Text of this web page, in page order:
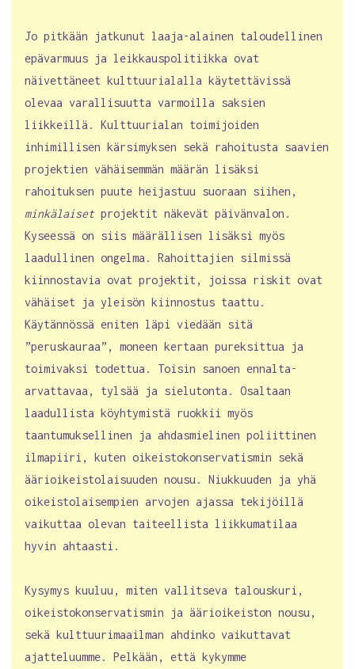
Jo pitkään jatkunut laaja-alainen taloudellinen
epävarmuus ja leikkauspolitiikka ovat
näivettäneet kulttuurialalla käytettävissä
olevaa varallisuutta varmoilla saksien
liikkeillä. Kulttuurialan toimijoiden
inhimillisen kärsimyksen sekä rahoitusta saavien
projektien vähäisemmän määrän lisäksi
rahoituksen puute heijastuu suoraan siihen,
minkälaiset projektit näkevät päivänvalon.
Kyseessä on siis määrällisen lisäksi myös
laadullinen ongelma. Rahoittajien silmissä
kiinnostavia ovat projektit, joissa riskit ovat
vähäiset ja yleisön kiinnostus taattu.
Käytännössä eniten läpi viedään sitä
”peruskauraa”, moneen kertaan pureksittua ja
toimivaksi todettua. Toisin sanoen ennalta-
arvattavaa, tylsää ja sielutonta. Osaltaan
laadullista köyhtymistä ruokkii myös
taantumuksellinen ja ahdasmielinen poliittinen
ilmapiiri, kuten oikeistokonservatismin sekä
äärioikeistolaisuuden nousu. Niukkuuden ja yhä
oikeistolaisempien arvojen ajassa tekijöillä
vaikuttaa olevan taiteellista liikkumatilaa
hyvin ahtaasti.
Kysymys kuuluu, miten vallitseva talouskuri,
oikeistokonservatismin ja äärioikeiston nousu,
sekä kulttuurimaailman ahdinko vaikuttavat
ajatteluumme. Pelkään, että kykymme